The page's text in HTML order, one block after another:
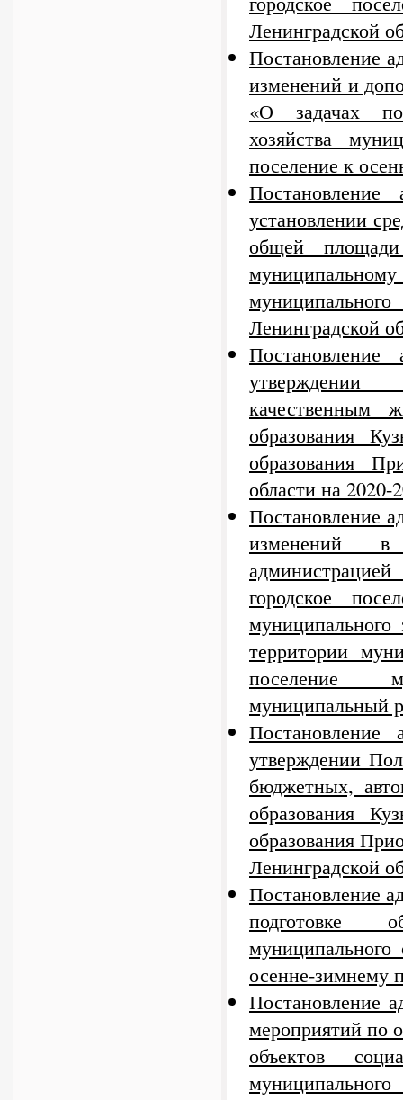
Ленинградской
Постановление
изменений и
«О задачах по
хозяйства
поселение к
установлении
общей
Ленинградской
утверждении
качественным
образования
образования
области на 2020-
Постановление
изменений в
городское
муниципального
территории
поселение
муниципальный
утверждении
бюджетных,
образования
образования
Ленинградской
Постановление
подготовке
муниципального
осенне-зимнему
Постановление
мероприятий по
объектов